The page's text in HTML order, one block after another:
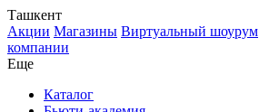
Ташкент
Акции Магазины Виртуальный шоурум
компании
Еще
Каталог